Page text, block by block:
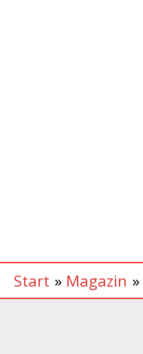
Start Magazin